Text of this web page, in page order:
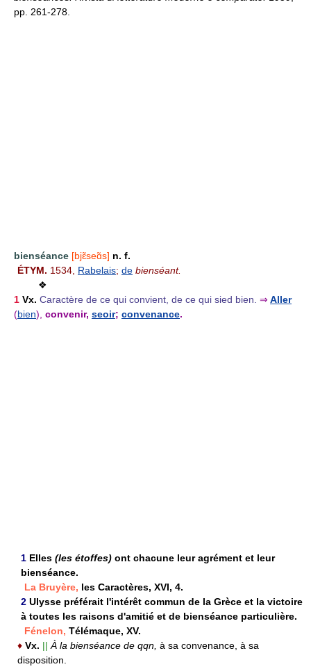
pp. 261-278.
bienséance [bjɛ̃seɑ̃s] n. f.
ÉTYM. 1534, Rabelais; de bienséant.
❖
1 Vx. Caractère de ce qui convient, de ce qui sied bien. ⇒ Aller
(bien), convenir, seoir; convenance.
1 Elles (les étoffes) ont chacune leur agrément et leur
bienséance.
La Bruyère, les Caractères, XVI, 4.
2 Ulysse préférait l'intérêt commun de la Grèce et la victoire
à toutes les raisons d'amitié et de bienséance particulière.
Fénelon, Télémaque, XV.
♦ Vx. || À la bienséance de qqn, à sa convenance, à sa
disposition.